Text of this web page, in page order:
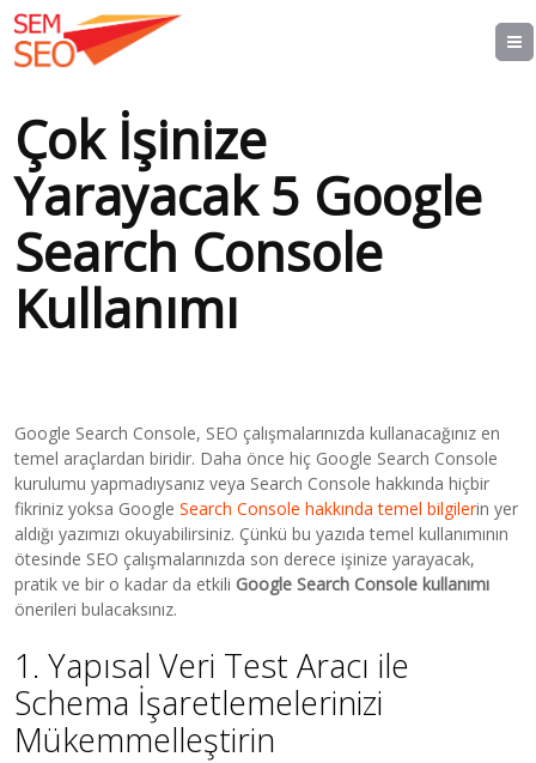
Çok İşinize
Yarayacak 5 Google
Search Console
Kullanımı
Google Search Console, SEO çalışmalarınızda kullanacağınız en
temel araçlardan biridir. Daha önce hiç Google Search Console
kurulumu yapmadıysanız veya Search Console hakkında hiçbir
fikriniz yoksa GoogleSearch Console hakkında temel bilgilerin yer
aldığı yazımızı okuyabilirsiniz. Çünkü bu yazıda temel kullanımının
ötesinde SEO çalışmalarınızda son derece işinize yarayacak,
pratik ve bir o kadar da etkili Google Search Console kullanımı
önerileri bulacaksınız.
1. Yapısal Veri Test Aracı ile
Schema İşaretlemelerinizi
Mükemmelleştirin